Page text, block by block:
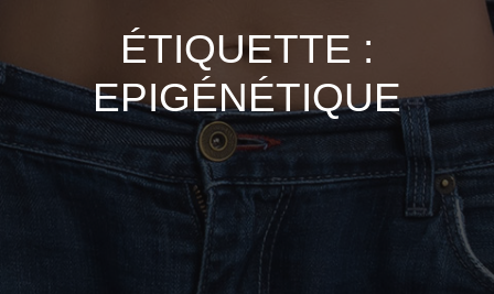
ÉTIQUETTE :
EPIGÉNÉTIQUE